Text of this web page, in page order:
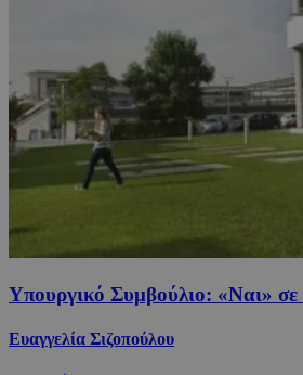
Υπουργικό Συμβούλιο: «Ναι»
Ευαγγελία Σιζοπούλου